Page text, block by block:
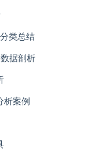
类总结
据剖析
析案例